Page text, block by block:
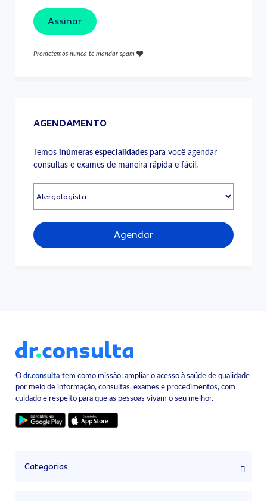
Assinar
Prometemos nunca te mandar spam
AGENDAMENTO
Temosinúmeras especialidades para você agendar
consultas e exames de maneira rápida e fácil.
Agendar
Odr.consulta tem como missão: ampliar o acesso à saúde de qualidade
por meio de informação, consultas, exames e procedimentos, com
cuidado e respeito para que as pessoas vivam o seu melhor.
Categorias